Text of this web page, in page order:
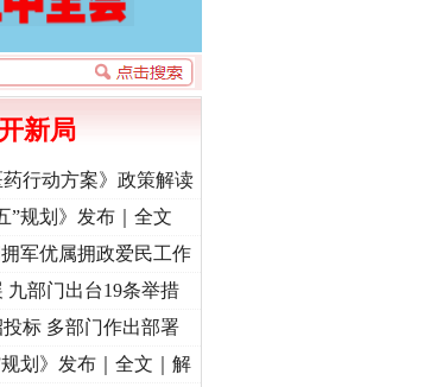
新局
药行动方案》政策解读
”规划》发布｜全文
军优属拥政爱民工作
九部门出台19条举措
标 多部门作出部署
规划》发布｜全文｜解